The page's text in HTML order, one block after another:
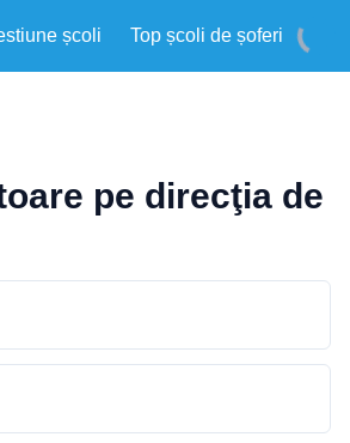
școli Top școli de șoferi
pe direcţia de